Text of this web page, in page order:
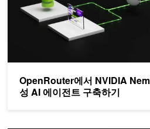
OpenRouter에서 NVIDIA
성 AI 에이전트 구축하기